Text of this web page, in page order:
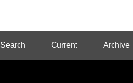
Search Current Archive